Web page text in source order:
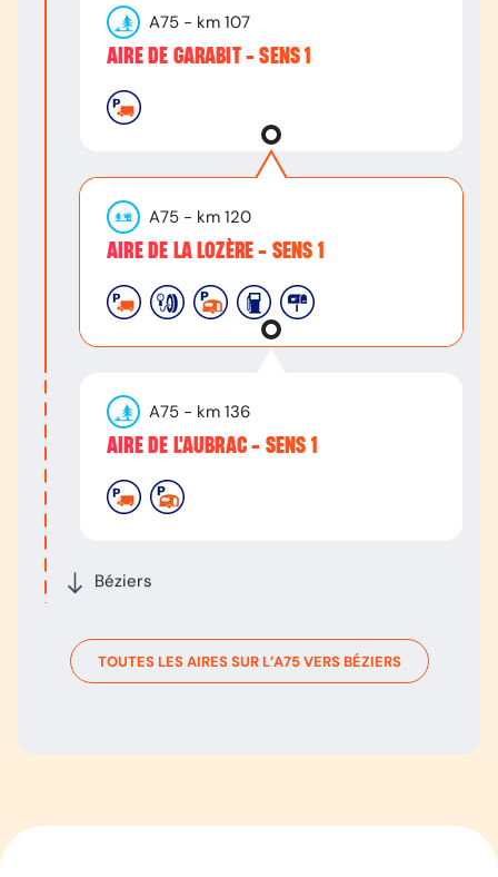
Béziers
A75 - km 107
AIRE DE GARABIT - SENS 1
A75 - km 120
AIRE DE LA LOZÈRE - SENS 1
A75 - km 136
AIRE DE L'AUBRAC - SENS 1
TOUTES LES AIRES SUR L’A75VERS BÉZIERS